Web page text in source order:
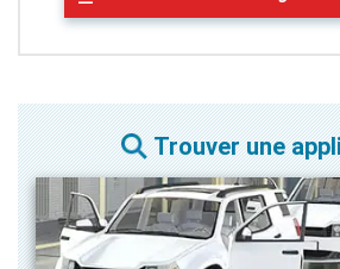
Trouver une